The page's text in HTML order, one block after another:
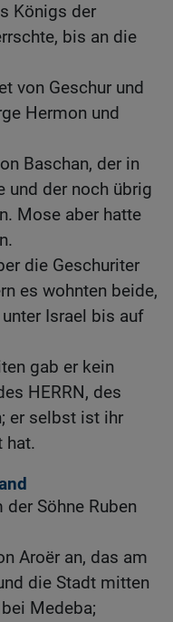
Königs der
bis an die
von Geschur und
Hermon und
Baschan, der in
und der noch übrig
Mose aber hatte
die Geschuriter
es wohnten beide,
Israel bis auf
gab er kein
HERRN, des
er selbst ist ihr
hat.
Söhne Ruben
Aroër an, das am
die Stadt mitten
Medeba;